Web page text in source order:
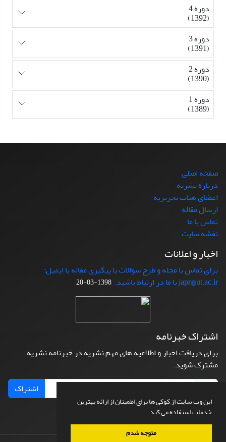
این وب سایت از کوکی ها برای اطمینان از ارائه بهترین
خدمات استفاده می کند.
متوجه شدم
دوره 4
(1392)
دوره 3
(1391)
دوره 2
(1390)
دوره 1
(1389)
صفحه اصلی
درباره نشریه
اعضای هیات تحریریه
ارسال مقاله
تماس با ما
نقشه سایت
اخبار و اعلانات
برای تماس با مجله و طرح سوالات یا پیگیری مقاله با ایمیل:
japr@ut.ac.ir با ما در ارتباط باشید.
1398-03-20
اشتراک خبرنامه
برای دریافت اخبار و اطلاعیه های مهم نشریه در خبرنامه نشریه
مشترک شوید.
اشتراک